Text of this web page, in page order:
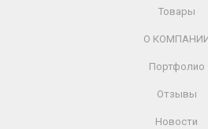
Товары
О
Портфолио
Отзывы
Новости